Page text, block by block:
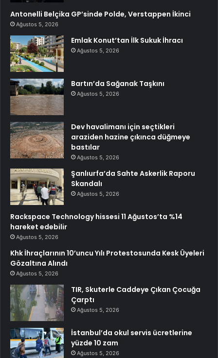
Antonelli Belçika GP’sinde Polde, Verstappen İkinci
Ağustos 5, 2026
Emlak Konut’tan İlk Sukuk İhracı
Ağustos 5, 2026
Bartın’da Sağanak Taşkını
Ağustos 5, 2026
Dev havalimanı için seçtikleri
araziden hazine çıkınca düğmeye
bastılar
Ağustos 5, 2026
Şanlıurfa’da Sahte Askerlik Raporu
Skandalı
Ağustos 5, 2026
Rackspace Technology hissesi 11 Ağustos’ta %14
hareket edebilir
Ağustos 5, 2026
Khk İhraçlarının 10’uncu Yılı Protestosunda Kesk Üyeleri
Gözaltına Alındı
Ağustos 5, 2026
TIR, Skuterle Caddeye Çıkan Çocuğa
Çarptı
Ağustos 5, 2026
İstanbul’da okul servis ücretlerine
yüzde 10 zam
Ağustos 5, 2026